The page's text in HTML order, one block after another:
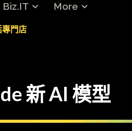
Biz.IT More
專門店
新 AI 模型